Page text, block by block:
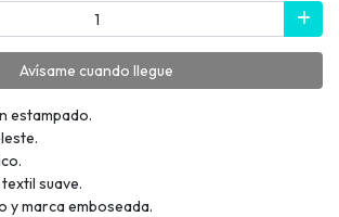
Avísame cuando llegue
estampado.
suave.
y marca emboseada.